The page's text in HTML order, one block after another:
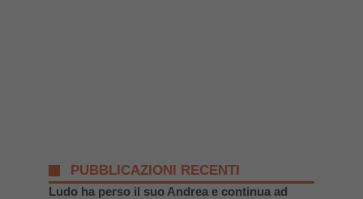
PUBBLICAZIONI RECENTI
Ludo ha perso il suo Andrea e continua ad